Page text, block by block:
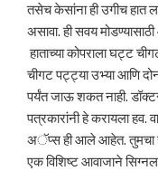
तसेच केसांना ही उगीच हात
असावा. ही सवय
हाताच्या कोपराला घट्ट
चीगट पट्ट्या उभ्या आणि
पर्यंत जाऊ शकत नाही.
पत्रकारांनी हे करायला हव.
अॅप्स ही आले आहेत. तुमचा
एक विशिष्ट आवाजाने